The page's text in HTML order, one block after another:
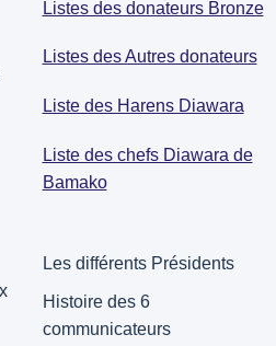
Listes des donateurs Bronze
Listes des Autres donateurs
Liste des Harens Diawara
Liste des chefs Diawara de
Bamako
Les différents Présidents
Histoire des 6
communicateurs